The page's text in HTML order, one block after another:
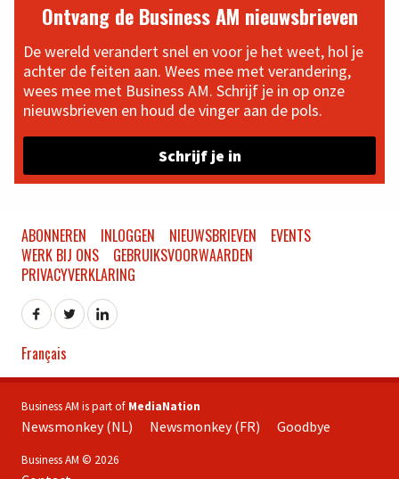
Ontvang de Business AM nieuwsbrieven
De wereld verandert snel en voor je het weet, hol je
achter de feiten aan. Wees mee met verandering,
wees mee met Business AM. Schrijf je in op onze
nieuwsbrieven en houd de vinger aan de pols.
Schrijf je in
ABONNEREN INLOGGEN NIEUWSBRIEVEN
EVENTS
WERK BIJ ONS
GEBRUIKSVOORWAARDEN
PRIVACYVERKLARING
Français
Business AM is part of MediaNation
Newsmonkey (NL) Newsmonkey (FR) Goodbye
Business AM © 2026